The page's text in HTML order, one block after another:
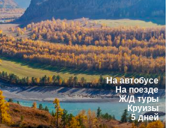
На автобусе
На поезде
Ж/Д туры
Круизы
5 дней